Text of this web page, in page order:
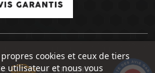
cookies et ceux de tiers
utilisateur et nous vous
par SERIOUSWEB